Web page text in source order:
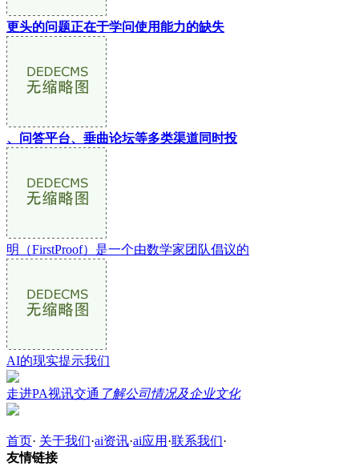
更头的问题正在于学问使用能力的缺失
、问答平台、垂曲论坛等多类渠道同时投
明（FirstProof）是一个由数学家团队倡议的
AI的现实提示我们
走进PA视讯交通 了解公司情况及企业文化
首页· 关于我们·ai资讯·ai应用 ·联系我们·
友情链接